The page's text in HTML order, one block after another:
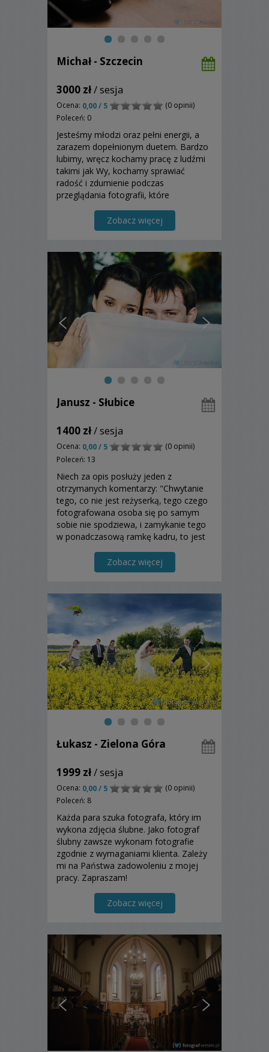
Michał - Szczecin
3000 zł/ sesja
Ocena: 0,00 / 5
(0 opinii)
Poleceń: 0
Jesteśmy młodzi oraz pełni energii, a
zarazem dopełnionym duetem. Bardzo
lubimy, wręcz kochamy pracę z ludźmi
takimi jak Wy, kochamy sprawiać
radość i zdumienie podczas
przeglądania fotografii, które
Zobacz więcej
Janusz - Słubice
1400 zł/ sesja
Ocena: 0,00 / 5
(0 opinii)
Poleceń: 13
Niech za opis posłuży jeden z
otrzymanych komentarzy: "Chwytanie
tego, co nie jest reżyserką, tego czego
fotografowana osoba się po samym
sobie nie spodziewa, i zamykanie tego
w ponadczasową ramkę kadru, to jest
Zobacz więcej
Łukasz - Zielona Góra
1999 zł/ sesja
Ocena: 0,00 / 5
(0 opinii)
Poleceń: 8
Każda para szuka fotografa, który im
wykona zdjęcia ślubne. Jako fotograf
ślubny zawsze wykonam fotografie
zgodnie z wymaganiami klienta. Zależy
mi na Państwa zadowoleniu z mojej
pracy. Zapraszam!
Zobacz więcej